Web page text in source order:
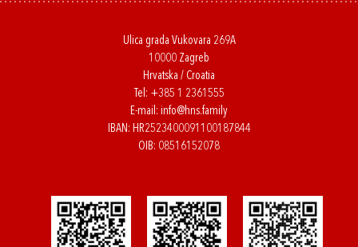
Ulica grada Vukovara 269A
10000 Zagreb
Hrvatska / Croatia
Tel: +385 1 2361555
E-mail: info@hns.family
IBAN: HR2523400091100187844
OIB: 08516152078